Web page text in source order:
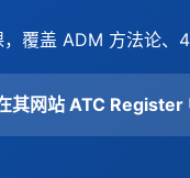
覆盖 ADM 方法论、
网站 ATC Register